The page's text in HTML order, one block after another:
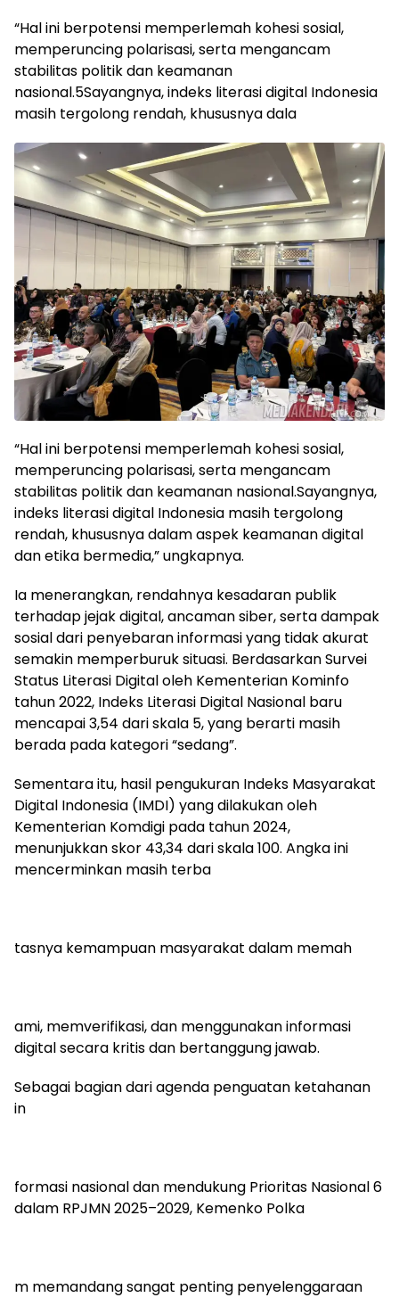
“Hal ini berpotensi memperlemah kohesi sosial,
memperuncing polarisasi, serta mengancam
stabilitas politik dan keamanan
nasional.5Sayangnya, indeks literasi digital Indonesia
masih tergolong rendah, khususnya dala
“Hal ini berpotensi memperlemah kohesi sosial,
memperuncing polarisasi, serta mengancam
stabilitas politik dan keamanan nasional.Sayangnya,
indeks literasi digital Indonesia masih tergolong
rendah, khususnya dalam aspek keamanan digital
dan etika bermedia,” ungkapnya.
Ia menerangkan, rendahnya kesadaran publik
terhadap jejak digital, ancaman siber, serta dampak
sosial dari penyebaran informasi yang tidak akurat
semakin memperburuk situasi. Berdasarkan Survei
Status Literasi Digital oleh Kementerian Kominfo
tahun 2022, Indeks Literasi Digital Nasional baru
mencapai 3,54 dari skala 5, yang berarti masih
berada pada kategori “sedang”.
Sementara itu, hasil pengukuran Indeks Masyarakat
Digital Indonesia (IMDI) yang dilakukan oleh
Kementerian Komdigi pada tahun 2024,
menunjukkan skor 43,34 dari skala 100. Angka ini
mencerminkan masih terba
tasnya kemampuan masyarakat dalam memah
ami, memverifikasi, dan menggunakan informasi
digital secara kritis dan bertanggung jawab.
Sebagai bagian dari agenda penguatan ketahanan
in
formasi nasional dan mendukung Prioritas Nasional 6
dalam RPJMN 2025–2029, Kemenko Polka
m memandang sangat penting penyelenggaraan